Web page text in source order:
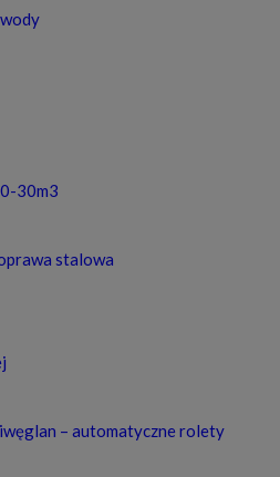
30m3
stalowa
– automatyczne rolety